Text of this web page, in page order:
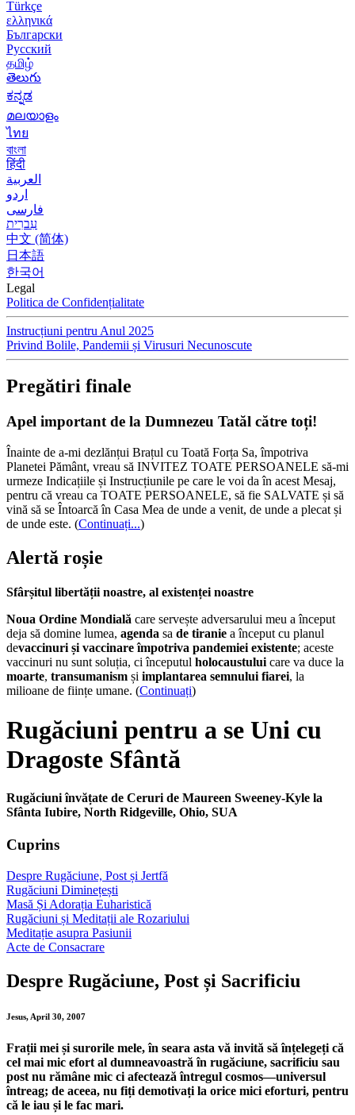
Türkçe
ελληνικά
Български
Русский
தமிழ்
తెలుగు
ಕನ್ನಡ
മലയാളം
ไทย
বাংলা
हिंदी
العربية
اردو
فارسی
עִברִית
中文 (简体)
日本語
한국어
Legal
Politica de Confidențialitate
Instrucțiuni pentru Anul 2025
Privind Bolile, Pandemii și Virusuri Necunoscute
Pregătiri finale
Apel important de la Dumnezeu Tatăl către toți!
Înainte de a-mi dezlănțui Brațul cu Toată Forța Sa, împotriva
Planetei Pământ, vreau să INVITEZ TOATE PERSOANELE să-mi
urmeze Indicațiile și Instrucțiunile pe care le voi da în acest Mesaj,
pentru că vreau ca TOATE PERSOANELE, să fie SALVATE și să
vină să se Întoarcă în Casa Mea de unde a venit, de unde a plecat și
de unde este. (Continuați...)
Alertă roșie
Sfârșitul libertății noastre, al existenței noastre
Noua Ordine Mondială care servește adversarului meu a început
deja să domine lumea, agenda sa de tiranie a început cu planul
devaccinuri și vaccinare împotriva pandemiei existente; aceste
vaccinuri nu sunt soluția, ci începutul holocaustului care va duce la
moarte, transumanism și implantarea semnului fiarei, la
milioane de ființe umane. (Continuați)
Rugăciuni pentru a se Uni cu
Dragoste Sfântă
Rugăciuni învățate de Ceruri de Maureen Sweeney-Kyle la
Sfânta Iubire, North Ridgeville, Ohio, SUA
Cuprins
Despre Rugăciune, Post și Jertfă
Rugăciuni Diminețești
Masă Și Adorația Euharistică
Rugăciuni și Meditații ale Rozariului
Meditație asupra Pasiunii
Acte de Consacrare
Despre Rugăciune, Post și Sacrificiu
Jesus, April 30, 2007
Frații mei și surorile mele, în seara asta vă invită să înțelegeți că
cel mai mic efort al dumneavoastră în rugăciune, sacrificiu sau
post nu rămâne mic ci afectează întregul cosmos—universul
întreag; de aceea, nu fiți demotivați la orice mici eforturi, pentru
că le iau și le fac mari.